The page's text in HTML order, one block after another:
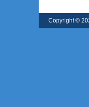
Copyright ©